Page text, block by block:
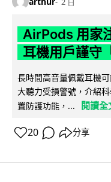
AirPods 用家
耳機用戶謹守
長時間高音量佩戴耳機
大聽力受損警號，介紹
置防護功能，...
閱讀全
20 分享